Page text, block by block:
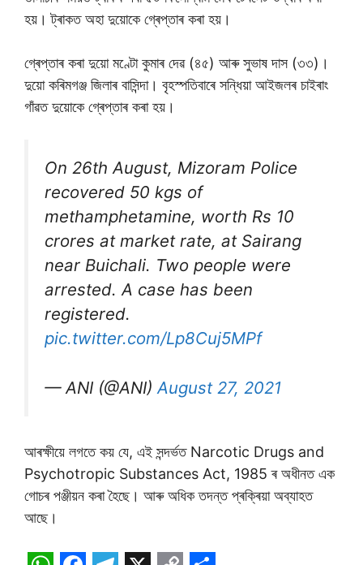
হয়। ট্ৰাকত অহা দুয়োকে গ্ৰেপ্তাৰ কৰা হয়।
গ্ৰেপ্তাৰ কৰা দুয়ো মণ্টো কুমাৰ দেৱ (৪৫) আৰু সুভাষ দাস (৩৩)।
দুয়ো কৰিমগঞ্জ জিলাৰ বাসিন্দা। বৃহস্পতিবাৰে সন্ধিয়া আইজলৰ চাইৰাং
গাঁৱত দুয়োকে গ্ৰেপ্তাৰ কৰা হয়।
On 26th August, Mizoram Police
recovered 50 kgs of
methamphetamine, worth Rs 10
crores at market rate, at Sairang
near Buichali. Two people were
arrested. A case has been
registered.
pic.twitter.com/Lp8Cuj5MPf
— ANI (@ANI) August 27, 2021
আৰক্ষীয়ে লগতে কয় যে, এই সন্দৰ্ভত Narcotic Drugs and
Psychotropic Substances Act, 1985 ৰ অধীনত এক
গোচৰ পঞ্জীয়ন কৰা হৈছে। আৰু অধিক তদন্ত প্ৰক্ৰিয়া অব্যাহত
আছে।